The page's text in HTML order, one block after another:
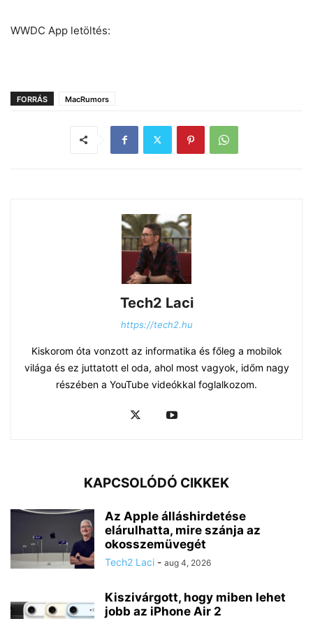
WWDC App letöltés:
FORRÁS MacRumors
Tech2 Laci
https://tech2.hu
Kiskorom óta vonzott az informatika és főleg a mobilok
világa és ez juttatott el oda, ahol most vagyok, időm nagy
részében a YouTube videókkal foglalkozom.
KAPCSOLÓDÓ CIKKEK
Az Apple álláshirdetése
elárulhatta, mire szánja az
okosszemüvegét
Tech2 Laci - aug 4, 2026
Kiszivárgott, hogy miben lehet
jobb az iPhone Air 2